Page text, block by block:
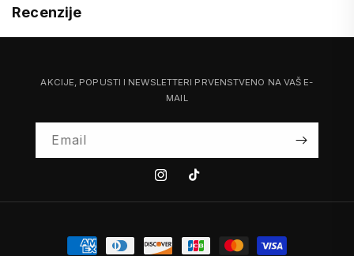
Recenzije
AKCIJE, POPUSTI I NEWSLETTERI PRVENSTVENO NA VAŠ E-
MAIL
Email
InstagramTiktok